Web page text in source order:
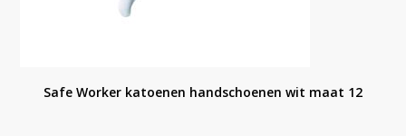
Safe Worker katoenen handschoenen wit maat 12